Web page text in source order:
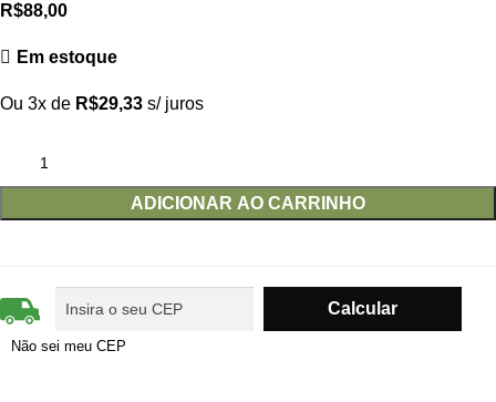
R$88,00
Em estoque
Ou 3x de R$29,33 s/ juros
ADICIONAR AO CARRINHO
Não sei meu CEP